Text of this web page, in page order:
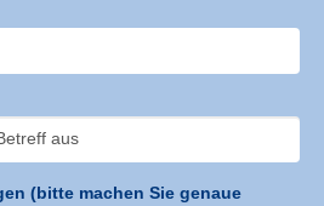
(bitte machen Sie genaue